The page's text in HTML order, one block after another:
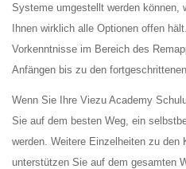
Systeme umgestellt werden können,
Ihnen wirklich alle Optionen offen
Vorkenntnisse im Bereich des
Anfängen bis zu den
Wenn Sie Ihre Viezu Academy
Sie auf dem besten Weg, ein
werden. Weitere Einzelheiten zu den
unterstützen Sie auf dem gesamten